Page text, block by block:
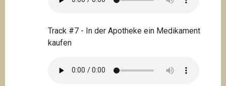
Track #7 - In der Apotheke ein Medikament
kaufen